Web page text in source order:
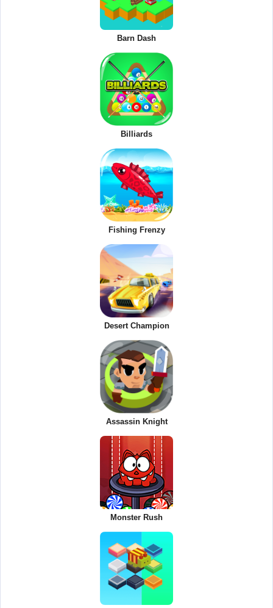
Barn Dash
Billiards
Fishing Frenzy
Desert Champion
Assassin Knight
Monster Rush